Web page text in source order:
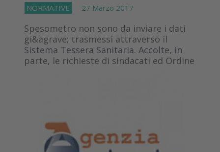
NORMATIVE 27 Marzo 2017
Spesometro non sono da inviare i dati
gi&agrave; trasmessi attraverso il
Sistema Tessera Sanitaria. Accolte, in
parte, le richieste di sindacati ed Ordine